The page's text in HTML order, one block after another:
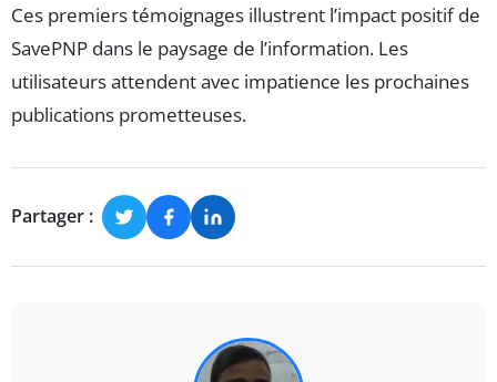
Ces premiers témoignages illustrent l’impact positif de
SavePNP dans le paysage de l’information. Les
utilisateurs attendent avec impatience les prochaines
publications prometteuses.
Partager :